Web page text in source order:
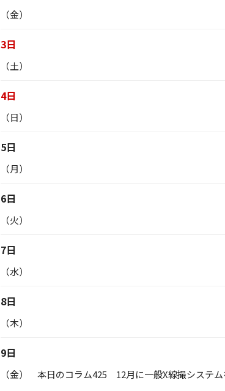
（金）
3日
（土）
4日
（日）
5日
（月）
6日
（火）
7日
（水）
8日
（木）
9日
（金） 本日のコラム425 12月に一般X線撮システ